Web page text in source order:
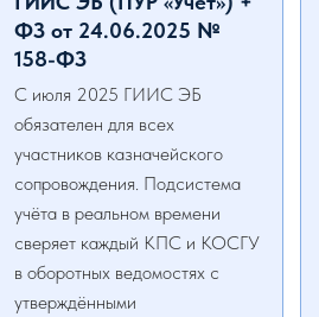
ФЗ от 24.06.2025 №
158-ФЗ
С июля 2025 ГИИС ЭБ
обязателен для всех
участников казначейского
сопровождения. Подсистема
учёта в реальном времени
сверяет каждый КПС и КОСГУ
в оборотных ведомостях с
утверждёнными